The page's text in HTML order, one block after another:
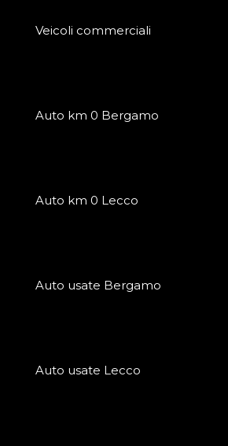
Veicoli commerciali
Auto km 0 Bergamo
Auto km 0 Lecco
Auto usate Bergamo
Auto usate Lecco